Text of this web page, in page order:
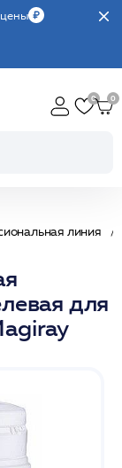
цены
линия
для